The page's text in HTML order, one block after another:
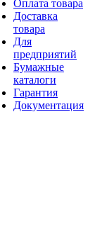
Оплата товара
Доставка
товара
Для
предприятий
Бумажные
каталоги
Гарантия
Документация